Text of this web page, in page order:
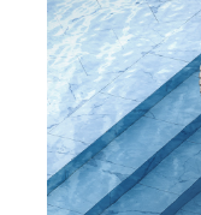
注册
会员尊享